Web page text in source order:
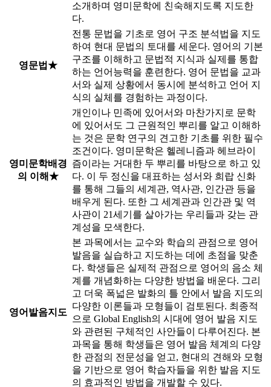
소개하며 영미문학에 친숙해지도록 지도한
다.
영문법★
전통 문법을 기초로 영어 구조 분석법을 지도
하여 현대 문법의 토대를 세운다. 영어의 기본
구조를 이해하고 문법적 지식과 실제를 통합
하는 언어능력을 훈련한다. 영어 문법을 교과
서와 실제 상황에서 동시에 분석하고 언어 지
식의 실체를 경험하는 과정이다.
영미문학배경
의 이해★
개인이나 민족에 있어서와 마찬가지로 문학
에 있어서도 그 근원적인 뿌리를 알고 이해하
는 것은 문학 연구의 견고한 기초를 위한 필수
조건이다. 영미문학은 헬레니즘과 헤브라이
즘이라는 거대한 두 뿌리를 바탕으로 하고 있
다. 이 두 정신을 대표하는 성서와 희랍 신화
를 통해 그들의 세계관, 역사관, 인간관 등을
배우게 된다. 또한 그 세계관과 인간관 및 역
사관이 21세기를 살아가는 우리들과 갖는 관
계성을 모색한다.
영어발음지도
본 과목에서는 교수와 학습의 관점으로 영어
발음을 실습하고 지도하는 데에 초점을 맞춘
다. 학생들은 실제적 관점으로 영어의 음소 체
계를 개념화하는 다양한 방법을 배운다. 그리
고 더욱 폭넓은 발화의 틀 안에서 발음 지도의
다양한 이론들과 모형들이 검토된다. 최종적
으로 Global English의 시대에 영어 발음 지도
와 관련된 구체적인 사안들이 다루어진다. 본
과목을 통해 학생들은 영어 발음 체계의 다양
한 관점의 전문성을 얻고, 현대의 견해와 모형
을 기반으로 영어 학습자들을 위한 발음 지도
의 효과적인 방법을 개발할 수 있다.